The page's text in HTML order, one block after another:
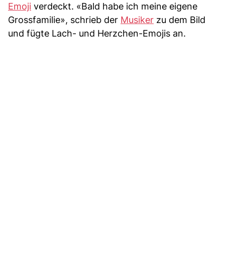
Emoji verdeckt. «Bald habe ich meine eigene
Grossfamilie», schrieb der Musiker zu dem Bild
und fügte Lach- und Herzchen-Emojis an.